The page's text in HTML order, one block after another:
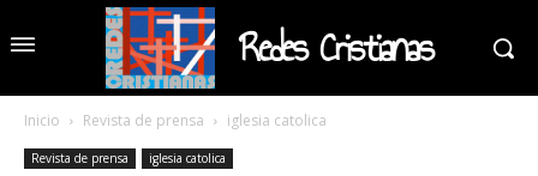
Redes Cristianas
Inicio Revista de prensa iglesia catolica
Revista de prensa iglesia catolica